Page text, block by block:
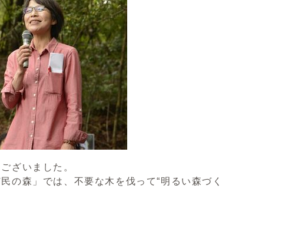
ざいました。
の森」では、不要な木を伐って“明るい森づく